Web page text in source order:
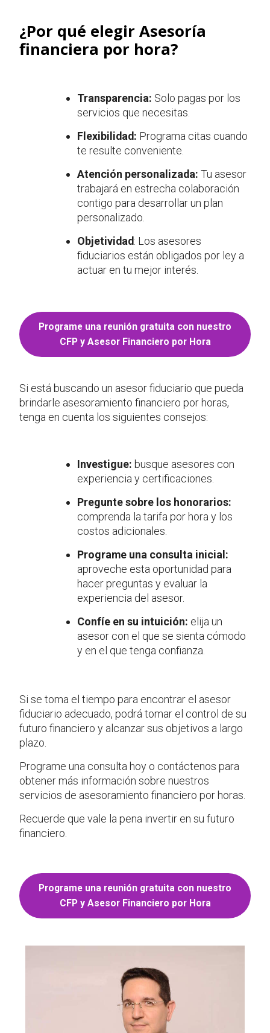
¿Por qué elegir Asesoría
financiera por hora?
Transparencia: Solo pagas por los
servicios que necesitas.
Flexibilidad: Programa citas cuando
te resulte conveniente.
Atención personalizada: Tu asesor
trabajará en estrecha colaboración
contigo para desarrollar un plan
personalizado.
Objetividad: Los asesores
fiduciarios están obligados por ley a
actuar en tu mejor interés.
Programe una reunión gratuita con nuestro
CFP y Asesor Financiero por Hora
Si está buscando un asesor fiduciario que pueda
brindarle asesoramiento financiero por horas,
tenga en cuenta los siguientes consejos:
Investigue: busque asesores con
experiencia y certificaciones.
Pregunte sobre los honorarios:
comprenda la tarifa por hora y los
costos adicionales.
Programe una consulta inicial:
aproveche esta oportunidad para
hacer preguntas y evaluar la
experiencia del asesor.
Confíe en su intuición: elija un
asesor con el que se sienta cómodo
y en el que tenga confianza.
Si se toma el tiempo para encontrar el asesor
fiduciario adecuado, podrá tomar el control de su
futuro financiero y alcanzar sus objetivos a largo
plazo.
Programe una consulta hoy o contáctenos para
obtener más información sobre nuestros
servicios de asesoramiento financiero por horas.
Recuerde que vale la pena invertir en su futuro
financiero.
Programe una reunión gratuita con nuestro
CFP y Asesor Financiero por Hora